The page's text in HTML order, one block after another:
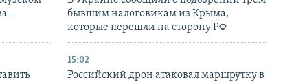
–
бывшим налоговикам из Крыма,
которые перешли на сторону РФ
15:02
Российский дрон атаковал маршрутку в